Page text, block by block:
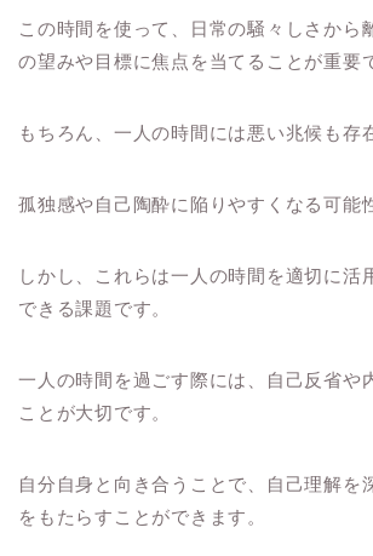
この時間を使って、日常の騒々しさから
の望みや目標に焦点を当てることが重要
もちろん、一人の時間には悪い兆候も存
孤独感や自己陶酔に陥りやすくなる可能
しかし、これらは一人の時間を適切に活
できる課題です。
一人の時間を過ごす際には、自己反省や
ことが大切です。
自分自身と向き合うことで、自己理解を
をもたらすことができます。